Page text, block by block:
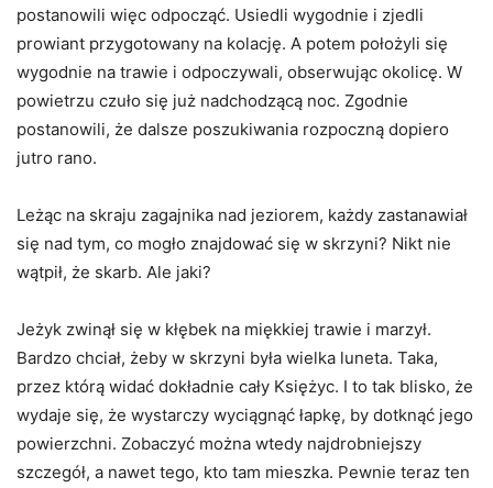
postanowili więc odpocząć. Usiedli wygodnie i zjedli
prowiant przygotowany na kolację. A potem położyli się
wygodnie na trawie i odpoczywali, obserwując okolicę. W
powietrzu czuło się już nadchodzącą noc. Zgodnie
postanowili, że dalsze poszukiwania rozpoczną dopiero
jutro rano.
Leżąc na skraju zagajnika nad jeziorem, każdy zastanawiał
się nad tym, co mogło znajdować się w skrzyni? Nikt nie
wątpił, że skarb. Ale jaki?
Jeżyk zwinął się w kłębek na miękkiej trawie i marzył.
Bardzo chciał, żeby w skrzyni była wielka luneta. Taka,
przez którą widać dokładnie cały Księżyc. I to tak blisko, że
wydaje się, że wystarczy wyciągnąć łapkę, by dotknąć jego
powierzchni. Zobaczyć można wtedy najdrobniejszy
szczegół, a nawet tego, kto tam mieszka. Pewnie teraz ten